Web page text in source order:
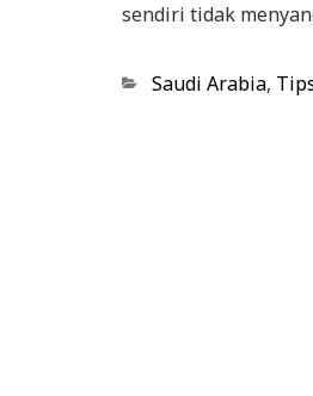
sendiri tidak
Categories
Saudi Arabia,